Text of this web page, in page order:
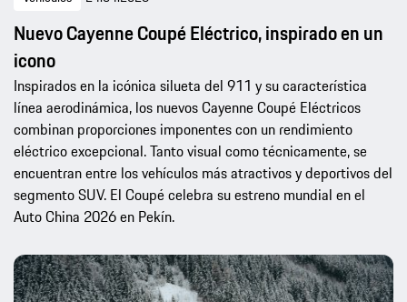
Nuevo Cayenne Coupé Eléctrico, inspirado en un
icono
Inspirados en la icónica silueta del 911 y su característica
línea aerodinámica, los nuevos Cayenne Coupé Eléctricos
combinan proporciones imponentes con un rendimiento
eléctrico excepcional. Tanto visual como técnicamente, se
encuentran entre los vehículos más atractivos y deportivos del
segmento SUV. El Coupé celebra su estreno mundial en el
Auto China 2026 en Pekín.